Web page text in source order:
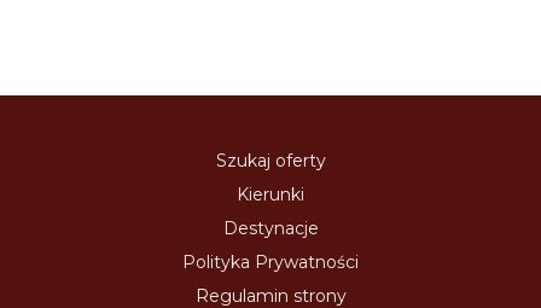
Szukaj oferty
Kierunki
Destynacje
Polityka Prywatności
Regulamin strony